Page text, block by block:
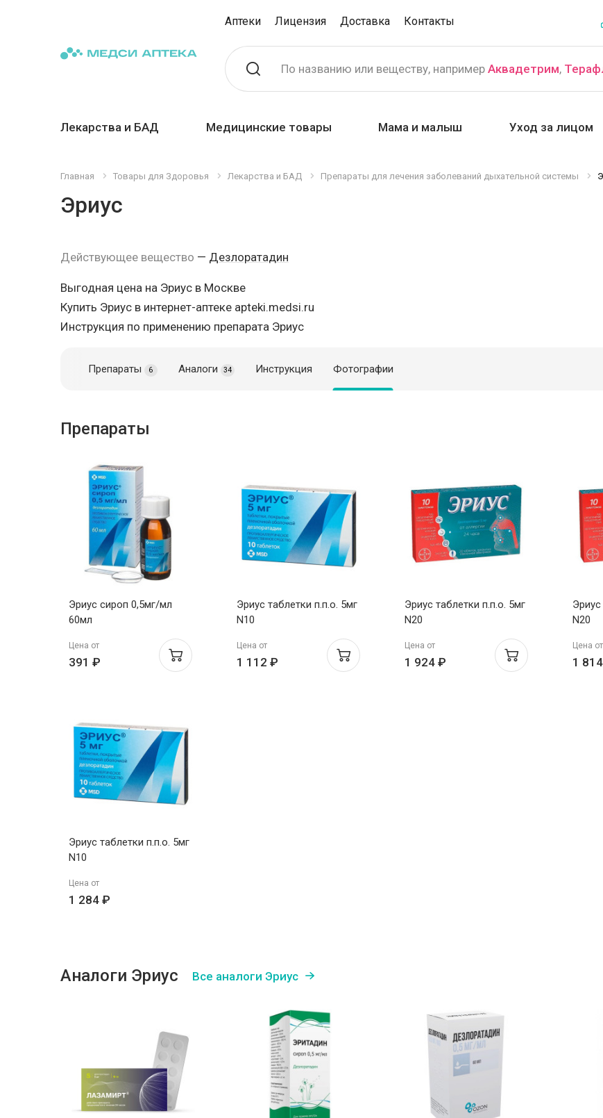
Аптеки Лицензия Доставка Контакты
По названию или веществу, например Аквадетрим,
Лекарства и БАД Медицинские товары Мама и малыш Уход за лицом
Главная Товары для Здоровья Лекарства и БАД Препараты для лечения заболеваний дыхательной системы
Эриус
Действующее вещество — Дезлоратадин
Выгодная цена на Эриус в Москве
Купить Эриус в интернет-аптеке apteki.medsi.ru
Инструкция по применению препарата Эриус
Препараты 6 Аналоги 34 Инструкция Фотографии
Препараты
Эриус сироп 0,5мг/мл
60мл
Цена от
391 ₽
Эриус таблетки п.п.о. 5мг
N10
Цена от
1 112 ₽
Эриус таблетки п.п.о. 5мг
N20
Цена от
1 924 ₽
Эриус
N20
Цена от
1
Эриус таблетки п.п.о. 5мг
N10
Цена от
1 284 ₽
Аналоги Эриус Все аналоги Эриус